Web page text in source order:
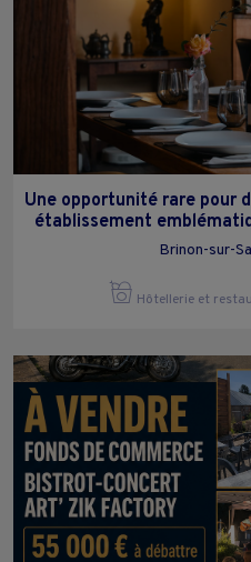
Une opportunité rare pour
établissement
Brinon-sur-
Hôtellerie et